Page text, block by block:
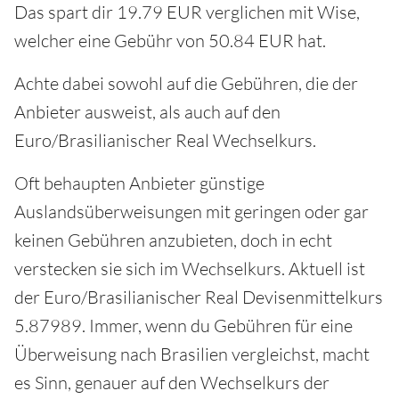
Das spart dir 19.79 EUR verglichen mit Wise,
welcher eine Gebühr von 50.84 EUR hat.
Achte dabei sowohl auf die Gebühren, die der
Anbieter ausweist, als auch auf den
Euro/Brasilianischer Real Wechselkurs.
Oft behaupten Anbieter günstige
Auslandsüberweisungen mit geringen oder gar
keinen Gebühren anzubieten, doch in echt
verstecken sie sich im Wechselkurs. Aktuell ist
der Euro/Brasilianischer Real Devisenmittelkurs
5.87989. Immer, wenn du Gebühren für eine
Überweisung nach Brasilien vergleichst, macht
es Sinn, genauer auf den Wechselkurs der